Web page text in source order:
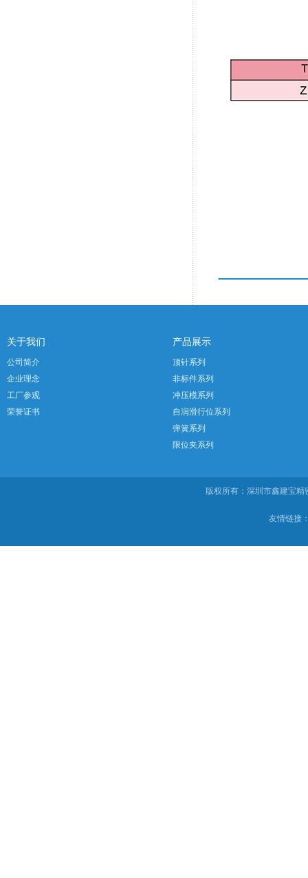
关于我们
公司简介
企业理念
工厂参观
荣誉证书
产品展示
顶针系列
非标件系列
冲压模系列
自润滑行位系列
弹簧系列
限位夹系列
版权所有：深圳市鑫建宝
友情链接